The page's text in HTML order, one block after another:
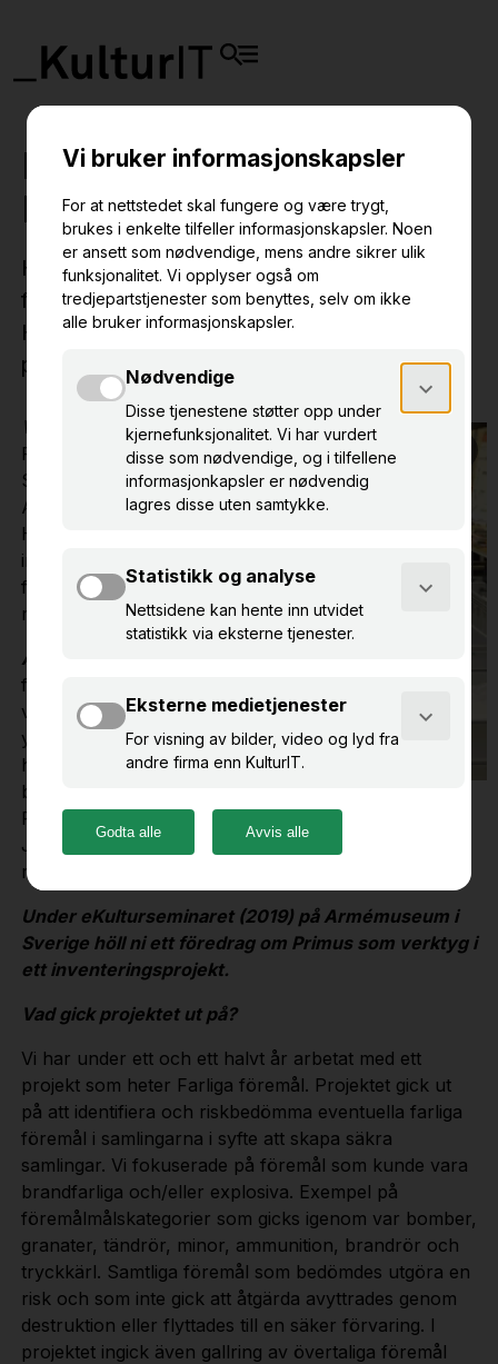
Museerna berättar:
Projektet "Farliga föremål"
Hur användar man Primus för att inventera och
förbättra samlingar? Johanna Forsberg och
Hanna Berndalen berättar om arbetet med
projektet "Farliga föremål".
Vem:
Johanna
Forsberg, intendent på
Samlingsenheten på
Armémuseum och
Hanna Berndalen,
intendent på Statens
försvarshistoriska
museer.
Arbetsuppgifter:
flera olika uppdrag i
våra respektive
yrkesroller, men våra
huvuduppgifter är att vi
båda ansvarar för
Primus, DigitaltMuseum, KulturNav och KulturPunkt;
Johanna på Armémuseum och Hanna inom
museinätverket Sveriges militärhistoriska arv.
Under eKulturseminaret (2019) på Armémuseum i
Sverige höll ni ett föredrag om Primus som verktyg i
ett inventeringsprojekt.
Vad gick projektetut på?
Vi har under ett och ett halvt år arbetat med ett
projekt som heter Farliga föremål. Projektet gick ut
på att identifiera och riskbedömma eventuella farliga
föremål i samlingarna i syfte att skapa säkra
samlingar. Vi fokuserade på föremål som kunde vara
brandfarliga och/eller explosiva. Exempel på
föremålmålskategorier som gicks igenom var bomber,
granater, tändrör, minor, ammunition, brandrör och
tryckkärl. Samtliga föremål som bedömdes utgöra en
risk och som inte gick att åtgärda avyttrades genom
destruktion eller flyttades till en säker förvaring. I
projektet ingick även gallring av övertaliga föremål